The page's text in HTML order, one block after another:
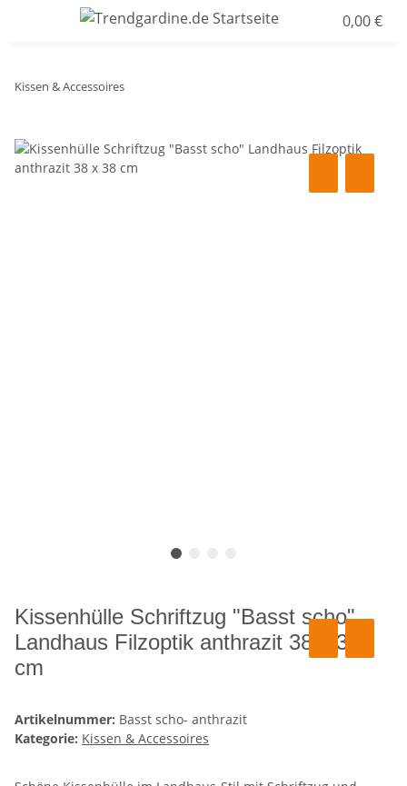
0,00 €
Kissen & Accessoires
Kissenhülle Schriftzug "Basst scho"
Landhaus Filzoptik anthrazit 38 x 38
cm
Artikelnummer: Basst scho- anthrazit
Kategorie: Kissen & Accessoires